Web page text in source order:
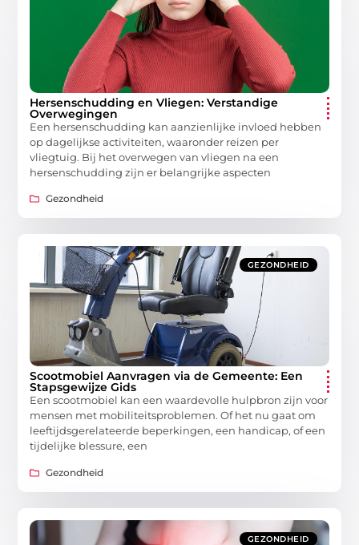
Hersenschudding en Vliegen: Verstandige
Overwegingen
Een hersenschudding kan aanzienlijke invloed hebben
op dagelijkse activiteiten, waaronder reizen per
vliegtuig. Bij het overwegen van vliegen na een
hersenschudding zijn er belangrijke aspecten
Gezondheid
GEZONDHEID
Scootmobiel Aanvragen via de Gemeente: Een
Stapsgewijze Gids
Een scootmobiel kan een waardevolle hulpbron zijn voor
mensen met mobiliteitsproblemen. Of het nu gaat om
leeftijdsgerelateerde beperkingen, een handicap, of een
tijdelijke blessure, een
Gezondheid
GEZONDHEID